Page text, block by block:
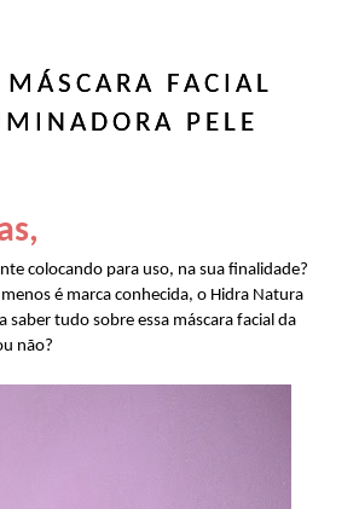
FACIAL
PELE
colocando para uso, na sua finalidade?
é marca conhecida, o Hidra Natura
saber tudo sobre essa máscara facial da
não?